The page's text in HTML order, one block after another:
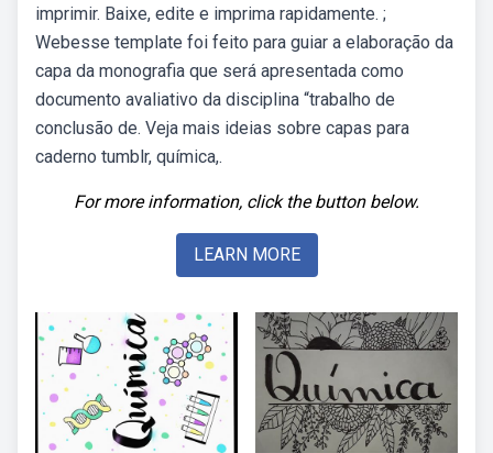
imprimir. Baixe, edite e imprima rapidamente. ;
Webesse template foi feito para guiar a elaboração da
capa da monografia que será apresentada como
documento avaliativo da disciplina “trabalho de
conclusão de. Veja mais ideias sobre capas para
caderno tumblr, química,.
For more information, click the button below.
LEARN MORE